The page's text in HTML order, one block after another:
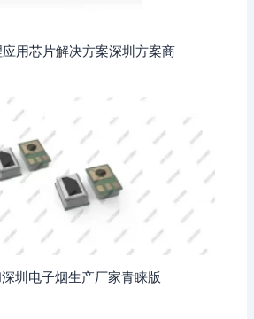
用芯片解决方案深圳方案商
圳电子烟生产厂家青睐版